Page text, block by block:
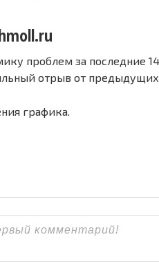
проблем за последние
отрыв от предыдущих
графика.